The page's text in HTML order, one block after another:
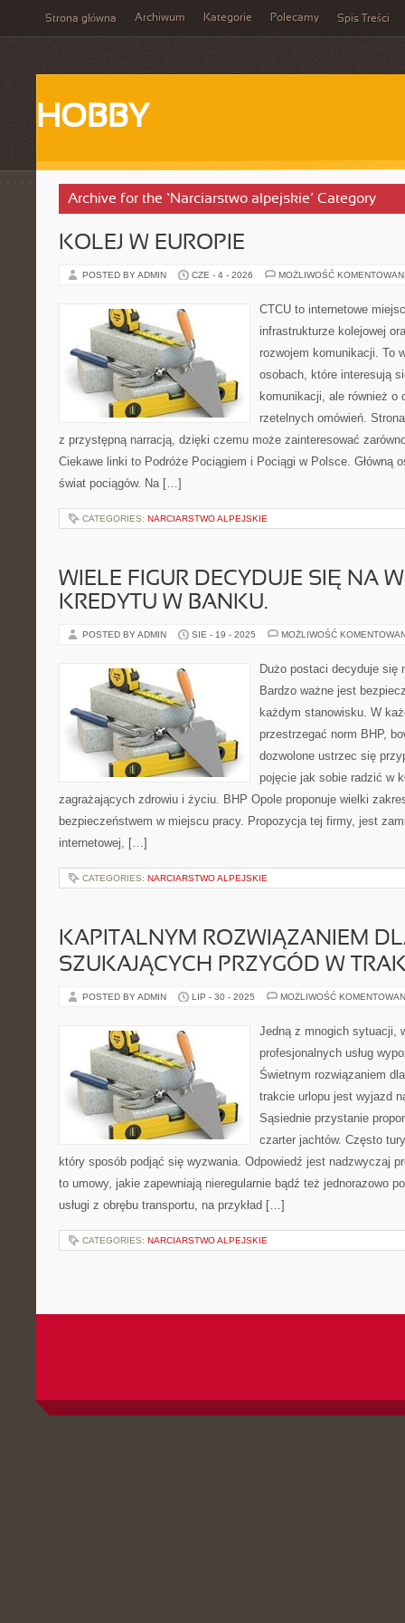
Strona główna Archiwum Kategorie Polecamy Spis Treści
HOBBY
Archive for the ‘Narciarstwo alpejskie’ Category
KOLEJ W EUROPIE
POSTED BY ADMIN CZE - 4 - 2026 MOŻLIWOŚĆ
CTCU to internetowe
infrastrukturze kolejowej
rozwojem komunikacji. To
osobach, które interesują
komunikacji, ale również
rzetelnych omówień.
z przystępną narracją, dzięki czemu może zainteresować
Ciekawe linki to Podróże Pociągiem i Pociągi w Polsce. Główną
świat pociągów. Na […]
CATEGORIES: NARCIARSTWO ALPEJSKIE
WIELE FIGUR DECYDUJE SIĘ NA
KREDYTU W BANKU.
POSTED BY ADMIN SIE - 19 - 2025 MOŻLIWOŚĆ
Dużo postaci decyduje się
Bardzo ważne jest
każdym stanowisku. W
przestrzegać norm BHP,
dozwolone ustrzec się
pojęcie jak sobie radzić w
zagrażających zdrowiu i życiu. BHP Opole proponuje wielki
bezpieczeństwem w miejscu pracy. Propozycja tej firmy, jest
internetowej, […]
CATEGORIES: NARCIARSTWO ALPEJSKIE
KAPITALNYM ROZWIĄZANIEM
SZUKAJĄCYCH PRZYGÓD W
POSTED BY ADMIN LIP - 30 - 2025 MOŻLIWOŚĆ
Jedną z mnogich sytuacji,
profesjonalnych usług
Świetnym rozwiązaniem
trakcie urlopu jest wyjazd
Sąsiednie przystanie
czarter jachtów. Często
który sposób podjąć się wyzwania. Odpowiedź jest nadzwyczaj
to umowy, jakie zapewniają nieregularnie bądź też jednorazowo
usługi z obrębu transportu, na przykład […]
CATEGORIES: NARCIARSTWO ALPEJSKIE